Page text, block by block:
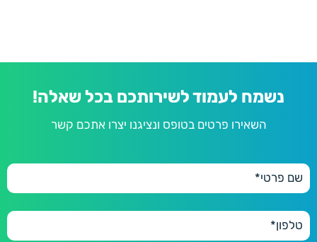
נשמח לעמוד לשירותכם בכל שאלה!
השאירו פרטים בטופס ונציגנו יצרו אתכם קשר